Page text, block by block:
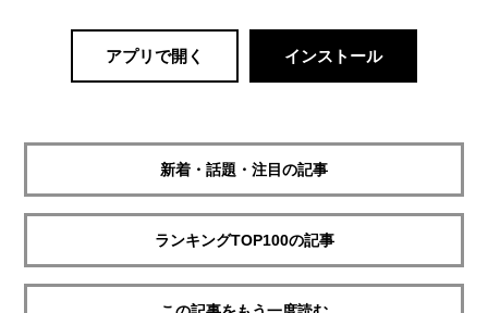
アプリで開く インストール
新着・話題・注目の記事
ランキングTOP100の記事